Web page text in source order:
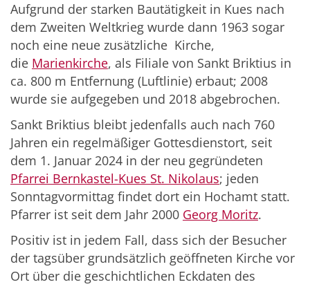
Aufgrund der starken Bautätigkeit in Kues nach
dem Zweiten Weltkrieg wurde dann 1963 sogar
noch eine neue zusätzliche Kirche,
die Marienkirche, als Filiale von Sankt Briktius in
ca. 800 m Entfernung (Luftlinie) erbaut; 2008
wurde sie aufgegeben und 2018 abgebrochen.
Sankt Briktius bleibt jedenfalls auch nach 760
Jahren ein regelmäßiger Gottesdienstort, seit
dem 1. Januar 2024 in der neu gegründeten
Pfarrei Bernkastel-Kues St. Nikolaus; jeden
Sonntagvormittag findet dort ein Hochamt statt.
Pfarrer ist seit dem Jahr 2000 Georg Moritz.
Positiv ist in jedem Fall, dass sich der Besucher
der tagsüber grundsätzlich geöffneten Kirche vor
Ort über die geschichtlichen Eckdaten des